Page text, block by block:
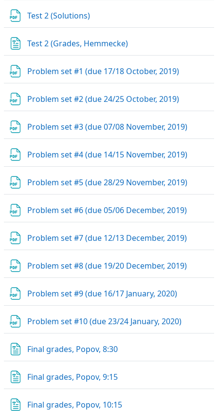
Test 2 (Solutions)
Test 2 (Grades, Hemmecke)
Problem set #1 (due 17/18 October, 2019)
Problem set #2 (due 24/25 October, 2019)
Problem set #3 (due 07/08 November, 2019)
Problem set #4 (due 14/15 November, 2019)
Problem set #5 (due 28/29 November, 2019)
Problem set #6 (due 05/06 December, 2019)
Problem set #7 (due 12/13 December, 2019)
Problem set #8 (due 19/20 December, 2019)
Problem set #9 (due 16/17 January, 2020)
Problem set #10 (due 23/24 January, 2020)
Final grades, Popov, 8:30
Final grades, Popov, 9:15
Final grades, Popov, 10:15